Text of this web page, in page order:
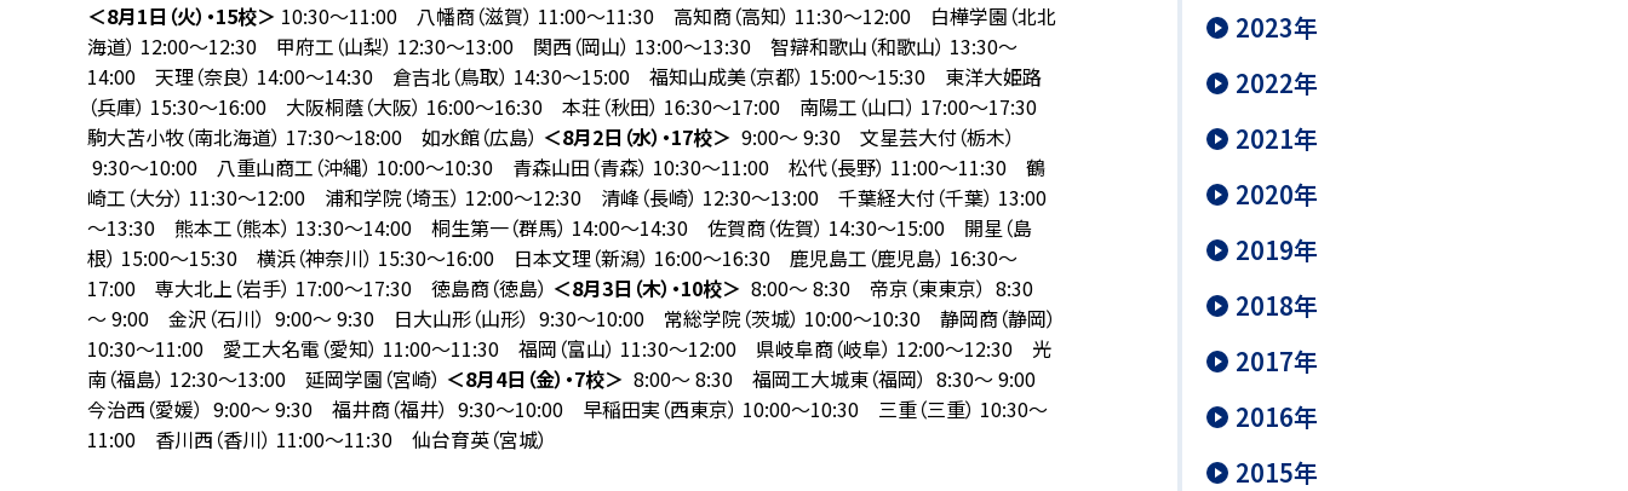
＜8月1日（火）・15校＞ 10:30～11:00 八幡商（滋賀） 11:00～11:30 高知商（高知） 11:30～12:00 白樺学園（北北
海道） 12:00～12:30 甲府工（山梨） 12:30～13:00 関西（岡山） 13:00～13:30 智辯和歌山（和歌山） 13:30～
14:00 天理（奈良） 14:00～14:30 倉吉北（鳥取） 14:30～15:00 福知山成美（京都） 15:00～15:30 東洋大姫路
（兵庫） 15:30～16:00 大阪桐蔭（大阪） 16:00～16:30 本荘（秋田） 16:30～17:00 南陽工（山口） 17:00～17:30
駒大苫小牧（南北海道） 17:30～18:00 如水館（広島） ＜8月2日（水）・17校＞ 9:00～ 9:30 文星芸大付（栃木）
9:30～10:00 八重山商工（沖縄） 10:00～10:30 青森山田（青森） 10:30～11:00 松代（長野） 11:00～11:30 鶴
崎工（大分） 11:30～12:00 浦和学院（埼玉） 12:00～12:30 清峰（長崎） 12:30～13:00 千葉経大付（千葉） 13:00
～13:30 熊本工（熊本） 13:30～14:00 桐生第一（群馬） 14:00～14:30 佐賀商（佐賀） 14:30～15:00 開星（島
根） 15:00～15:30 横浜（神奈川） 15:30～16:00 日本文理（新潟） 16:00～16:30 鹿児島工（鹿児島） 16:30～
17:00 専大北上（岩手） 17:00～17:30 徳島商（徳島） ＜8月3日（木）・10校＞ 8:00～ 8:30 帝京（東東京） 8:30
～ 9:00 金沢（石川） 9:00～ 9:30 日大山形（山形） 9:30～10:00 常総学院（茨城） 10:00～10:30 静岡商（静岡）
10:30～11:00 愛工大名電（愛知） 11:00～11:30 福岡（富山） 11:30～12:00 県岐阜商（岐阜） 12:00～12:30 光
南（福島） 12:30～13:00 延岡学園（宮崎） ＜8月4日（金）・7校＞ 8:00～ 8:30 福岡工大城東（福岡） 8:30～ 9:00
今治西（愛媛） 9:00～ 9:30 福井商（福井） 9:30～10:00 早稲田実（西東京） 10:00～10:30 三重（三重） 10:30～
11:00 香川西（香川） 11:00～11:30 仙台育英（宮城）
2023年
2022年
2021年
2020年
2019年
2018年
2017年
2016年
2015年